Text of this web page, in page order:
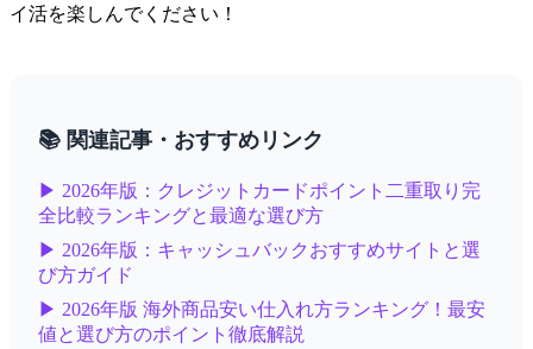
イ活を楽しんでください！
📚 関連記事・おすすめリンク
▶ 2026年版：クレジットカードポイント二重取り完
全比較ランキングと最適な選び方
▶ 2026年版：キャッシュバックおすすめサイトと選
び方ガイド
▶ 2026年版 海外商品安い仕入れ方ランキング！最安
値と選び方のポイント徹底解説